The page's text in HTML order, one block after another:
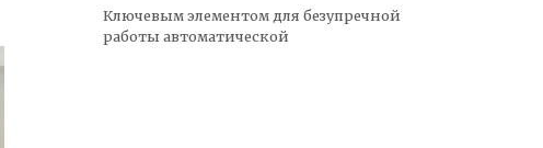
Ключевым элементом для безупречной
работы автоматической